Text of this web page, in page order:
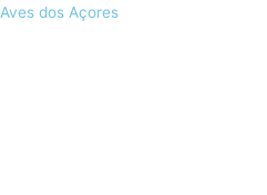
Skip
Aves dos Açores